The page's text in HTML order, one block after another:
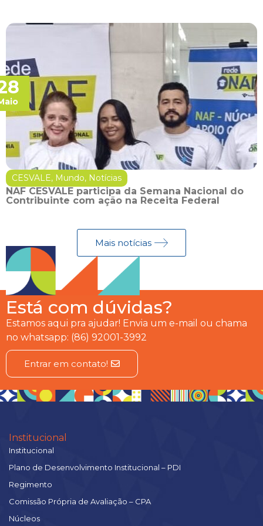
CESVALE, Mundo, Notícias
NAF CESVALE participa da Semana Nacional do
Contribuinte com ação na Receita Federal
Mais notícias
Está com dúvidas?
Estamos aqui pra ajudar! Envia um e-mail ou chama
no whatsapp: (86) 92001-3992
Entrar em contato!
Institucional
Institucional
Plano de Desenvolvimento Institucional – PDI
Regimento
Comissão Própria de Avaliação – CPA
Núcleos